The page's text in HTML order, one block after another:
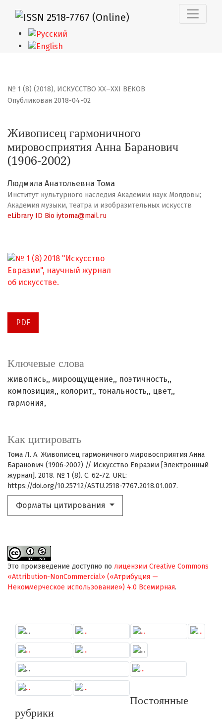
Живописец гармоничного мировосприятия Анна
№ 1 (8) (2018), ИСКУССТВО XX–XXI ВЕКОВ
Живописец гармоничного
мировосприятия Анна Баранович
(1906-2002)
Опубликован 2018-04-02
Людмила Анатольевна Тома
Институт культурного наследия Академии наук Молдовы;
Академия музыки, театра и изобразительных искусств
eLibrary ID Bio iytoma@mail.ru
PDF
Ключевые слова
живопись, мироощущение, поэтичность,
композиция, колорит, тональность, цвет,
гармония,
Как цитировать
Тома Л. А. Живописец гармоничного мировосприятия Анна
Баранович (1906-2002) // Искусство Евразии [Электронный
журнал]. 2018. № 1 (8). С. 62-72. URL:
https://doi.org/10.25712/ASTU.2518-7767.2018.01.007.
Форматы цитирования
Это произведение доступно по лицензии Creative Commons
«Attribution-NonCommercial» («Атрибуция —
Некоммерческое использование») 4.0 Всемирная.
Постоянные
рубрики